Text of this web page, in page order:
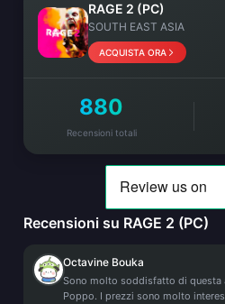
RAGE 2 (PC)
SOUTH EAST ASIA
ACQUISTA ORA
880
Recensioni totali
Recensioni su RAGE 2 (PC)
Octavine Bouka
Sono molto soddisfatto di questa
Poppo. I prezzi sono molto